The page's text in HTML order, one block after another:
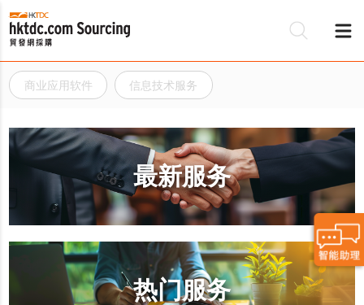
商业应用软件 信息技术服务
最新服务
热门服务